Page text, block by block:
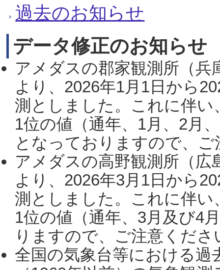
過去のお知らせ
データ修正のお知らせ
アメダスの郡家観測所（
より、2026年1月1日から
測としました。これに伴い
1位の値（通年、1月、2月
となっておりますので、
アメダスの高野観測所（
より、2026年3月1日から
測としました。これに伴い
1位の値（通年、3月及び4
りますので、ご注意くだ
全国の気象台等における過